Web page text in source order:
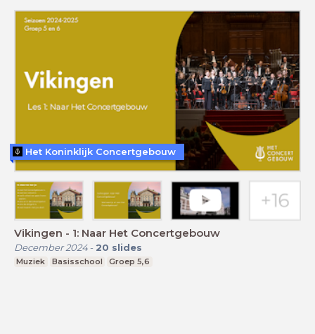
Vikingen - 1: Naar Het Concertgebouw
December 2024- 20 slides
Muziek Basisschool Groep 5,6
Het Koninklijk Concertgebouw